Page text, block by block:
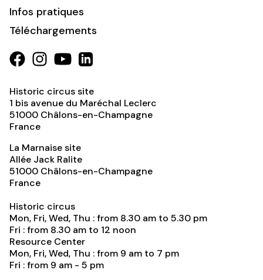
Infos pratiques
Téléchargements
Historic circus site
1 bis avenue du Maréchal Leclerc
51000 Châlons-en-Champagne
France
La Marnaise site
Allée Jack Ralite
51000 Châlons-en-Champagne
France
Historic circus
Mon, Fri, Wed, Thu : from 8.30 am to 5.30 pm
Fri : from 8.30 am to 12 noon
Resource Center
Mon, Fri, Wed, Thu : from 9 am to 7 pm
Fri : from 9 am - 5 pm